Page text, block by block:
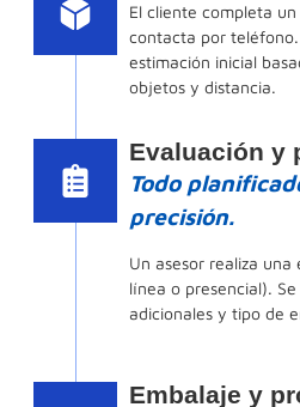
El cliente completa
contacta por
estimación inicial
objetos y distancia.
Evaluación y
Todo
precisión.
Un asesor realiza
línea o presencial).
adicionales y tipo de
Embalaje y